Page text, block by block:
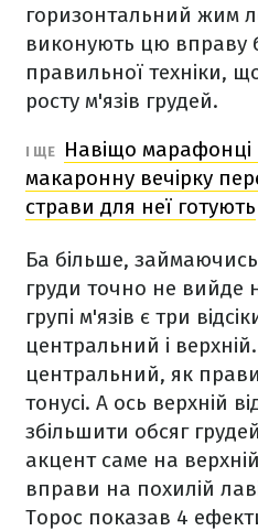
горизонтальний жим
виконують цю вправу
правильної техніки,
росту м'язів грудей.
І ЩЕ
Навіщо
макаронну вечірку
страви для неї готують
Ба більше,
груди точно не вийде
групі м'язів є три
центральний і
центральний, як
тонусі. А ось верхній
збільшити обсяг
акцент саме на
вправи на похилій
Торос показав 4